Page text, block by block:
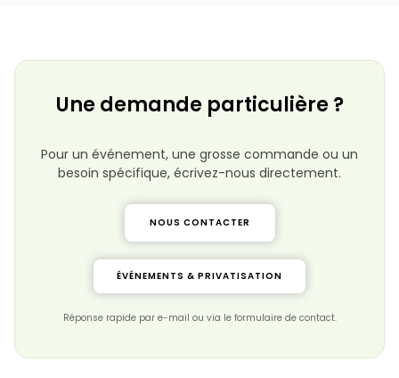
Une demande particulière ?
Pour un événement, une grosse commande ou un
besoin spécifique, écrivez-nous directement.
NOUS CONTACTER
ÉVÉNEMENTS & PRIVATISATION
Réponse rapide par e-mail ou via le formulaire de contact.